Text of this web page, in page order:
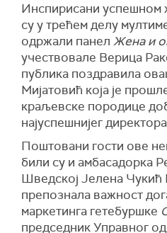
Инспирисани успешном
су у трећем делу
одржали панел Жена и
учествовале Верица
публика поздравила
Мијатовић која је
краљевске породице
најуспешнијег
Поштовани гости ове
били су и амбасадорка
Шведској Јелена Чукић
препознала важност
маркетинга гетебуршке
председник Управног